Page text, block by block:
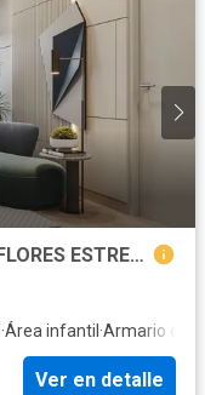
DEPARTAMENTO EN VENTA MIRAFLORES ESTRENO
·Área infantil ·Armario
Ver en detalle